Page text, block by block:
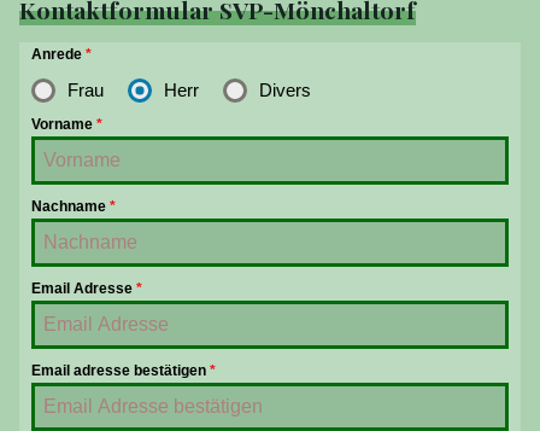
Kontaktformular SVP-Mönchaltorf
Anrede*
Frau Herr Divers
Vorname*
Nachname*
Email Adresse*
Email adresse bestätigen*